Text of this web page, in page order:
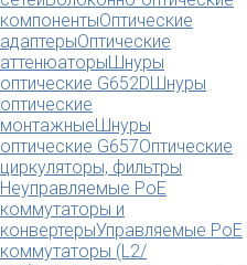
компонентыОптические
адаптерыОптические
аттенюаторыШнуры
оптические G652DШнуры
оптические
монтажныеШнуры
оптические G657Оптические
циркуляторы, фильтры
Неуправляемые PoE
коммутаторы и
конвертерыУправляемые PoE
коммутаторы (L2/